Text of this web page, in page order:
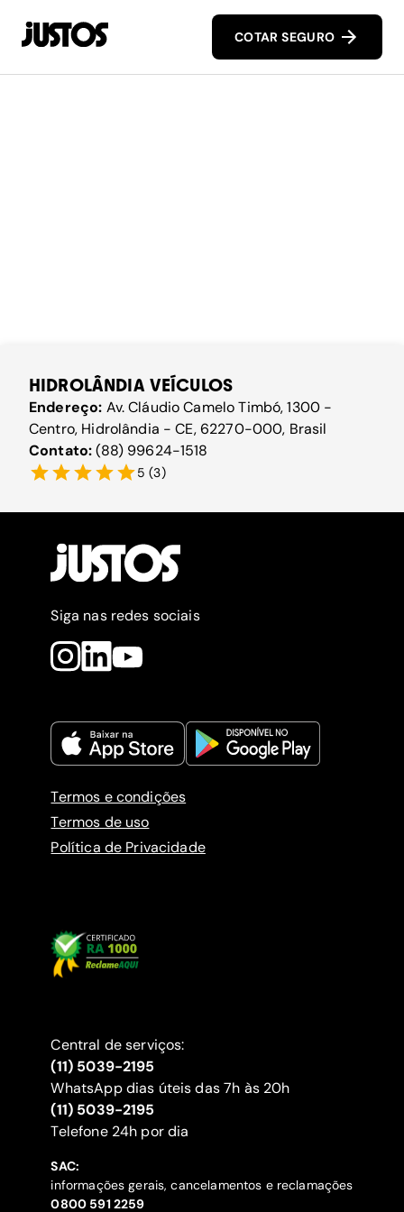
COTAR SEGURO
HIDROLÂNDIA VEÍCULOS
Endereço: Av. Cláudio Camelo Timbó, 1300 -
Centro, Hidrolândia - CE, 62270-000, Brasil
Contato:(88) 99624-1518
5 (3)
Siga nas redes sociais
Termos e condições
Termos de uso
Política de Privacidade
Central de serviços:
(11) 5039-2195
WhatsApp dias úteis das 7h às 20h
(11) 5039-2195
‍Telefone 24h por dia
SAC:
informações gerais, cancelamentos e reclamações
‍0800 591 2259